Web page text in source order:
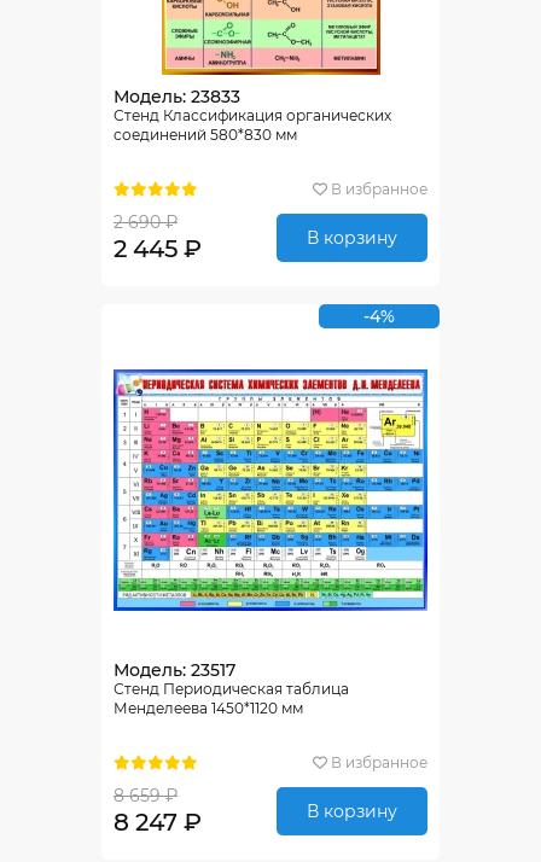
Модель: 23833
Стенд Классификация органических
соединений 580*830 мм
В избранное
2 690 ₽
2 445 ₽ В корзину
-4%
Модель: 23517
Стенд Периодическая таблица
Менделеева 1450*1120 мм
В избранное
8 659 ₽
8 247 ₽ В корзину